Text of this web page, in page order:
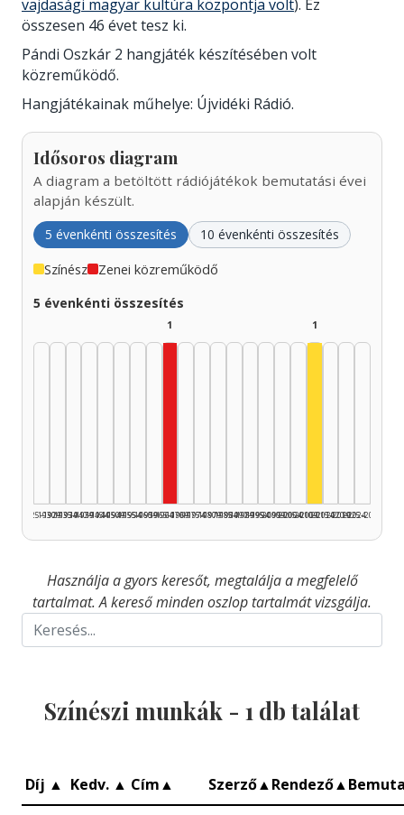
vajdasági magyar kultúra központja volt). Ez
összesen 46 évet tesz ki.
Pándi Oszkár 2 hangjáték készítésében volt
közreműködő.
Hangjátékainak műhelye: Újvidéki Rádió.
Idősoros diagram
A diagram a betöltött rádiójátékok bemutatási évei
alapján készült.
5 évenkénti összesítés 10 évenkénti összesítés
Színész Zenei közreműködő
5 évenkénti összesítés
1925–1929
1930–1934
1935–1939
1940–1944
1945–1949
1950–1954
1955–1959
1960–1964
1
1965–1969
1970–1974
1975–1979
1980–1984
1985–1989
1990–1994
1995–1999
2000–2004
2005–2009
1
2010–2014
2015–2019
2020–2024
2025–2026
Használja a gyors keresőt, megtalálja a megfelelő
tartalmat. A kereső minden oszlop tartalmát vizsgálja.
Színészi munkák - 1 db találat
Díj ▲ Kedv. ▲ Cím▲ Szerző▲Rendező▲